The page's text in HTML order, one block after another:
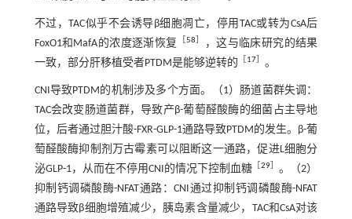
不过，TAC似乎不会诱导β细胞凋亡，停用TAC或转为CsA后
FoxO1和MafA的浓度逐渐恢复
58
，这与临床研究的结果
一致，部分肝移植受者PTDM是能够逆转的
17］ 。
CNI导致PTDM的机制涉及多个方面。（1）肠道菌群失调：
TAC会改变肠道菌群，导致产β-葡萄醛酸酶的细菌占主导地
位，后者通过胆汁酸-FXR-GLP-1通路导致PTDM的发生。β-葡
萄醛酸酶抑制剂万古霉素可以阻断这一通路，促进L细胞分
泌GLP-1，从而在不停用CNI的情况下控制血糖 ［29
。（2）
抑制钙调磷酸酶-NFAT通路：CNI通过抑制钙调磷酸酶-NFAT
通路导致β细胞增殖减少，胰岛素含量减少，TAC和CsA对该